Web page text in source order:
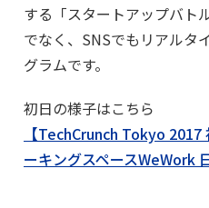
する「スタートアップバト
でなく、SNSでもリアルタ
グラムです。
初日の様子はこちら
【TechCrunch Tokyo
ーキングスペースWeWork